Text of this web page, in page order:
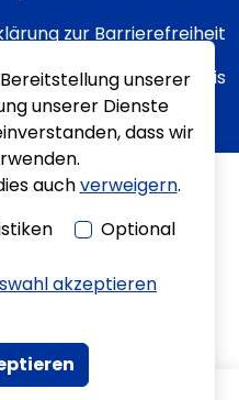
zur Barrierefreiheit
Transparenzhinweis
unserer
unserer Dienste
dass wir
auchverweigern.
Optional
akzeptieren